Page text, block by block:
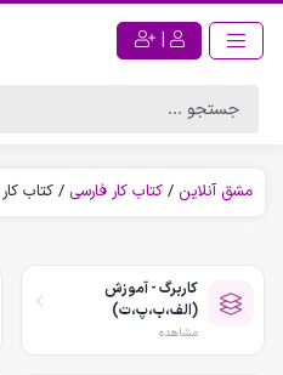
|
مشق آنلاین / کتاب کار فارسی / کتاب
کاربرگ - آموزش
(الف،ب،پ،ت)
مشاهده